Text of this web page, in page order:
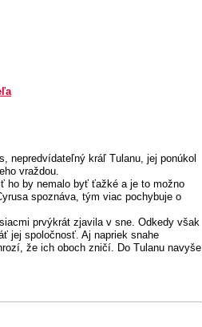
nepredvídateľný kráľ Tulanu, jej ponúkol
vraždou.
ho by nemalo byť ťažké a je to možno
spoznáva, tým viac pochybuje o
prvýkrát zjavila v sne. Odkedy však
jej spoločnosť. Aj napriek snahe
že ich oboch zničí. Do Tulanu navyše